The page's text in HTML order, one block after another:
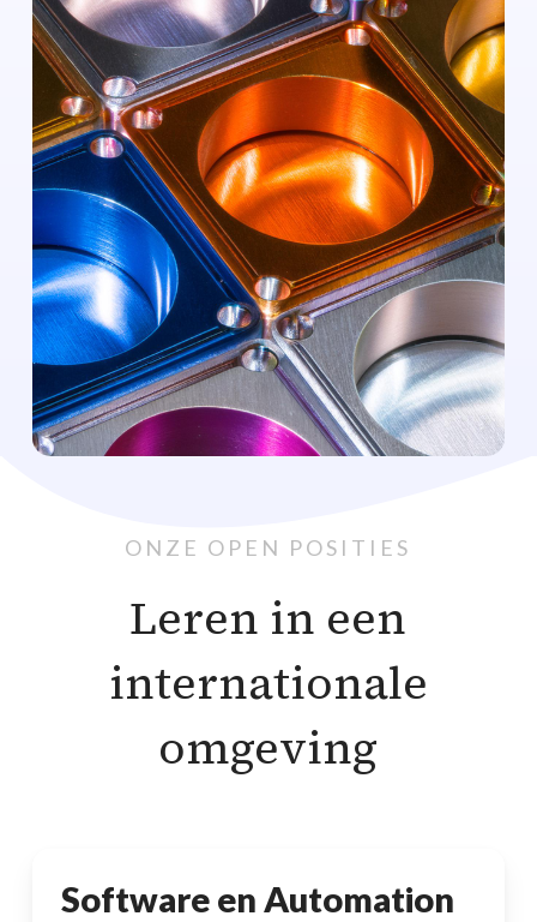
ONZE OPEN POSITIES
Leren in een
internationale
omgeving
Software en Automation